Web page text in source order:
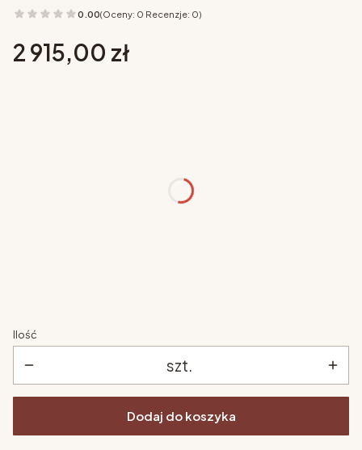
0.00(Oceny: 0 Recenzje: 0)
Cena
2 915,00 zł
Ilość
szt.
Dodaj do koszyka